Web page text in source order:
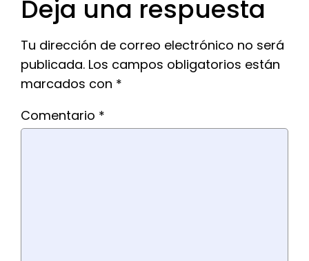
Deja una respuesta
Tu dirección de correo electrónico no será
publicada. Los campos obligatorios están
marcados con *
Comentario *